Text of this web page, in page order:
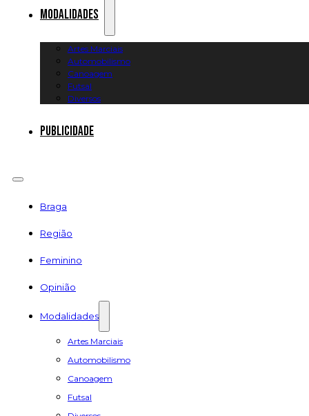
Modalidades
Artes Marciais
Automobilismo
Canoagem
Futsal
Diversos
Publicidade
Braga
Região
Feminino
Opinião
Modalidades
Artes Marciais
Automobilismo
Canoagem
Futsal